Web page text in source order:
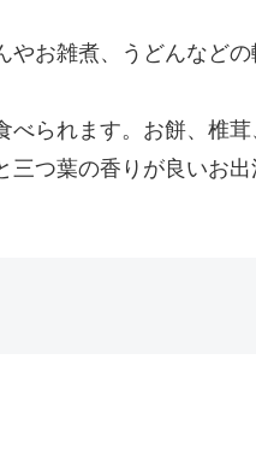
お雑煮、うどんなどの
られます。お餅、椎
つ葉の香りが良いお出